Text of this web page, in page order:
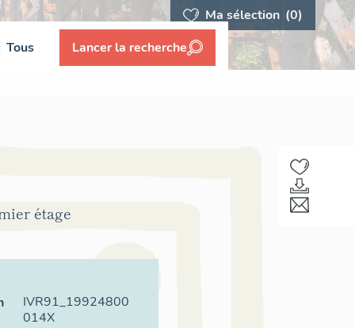
Ma sélection (0)
Tous Lancer la recherche
étage
IVR91_19924800
014X